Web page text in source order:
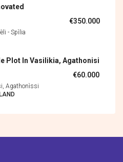
€350.000
- Spìlia
Plot In Vasilikia, Agathonisi
€60.000
Agathonìssi